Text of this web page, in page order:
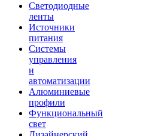
Светодиодные
ленты
Источники
питания
Системы
управления
и
автоматизации
Алюминиевые
профили
Функциональный
свет